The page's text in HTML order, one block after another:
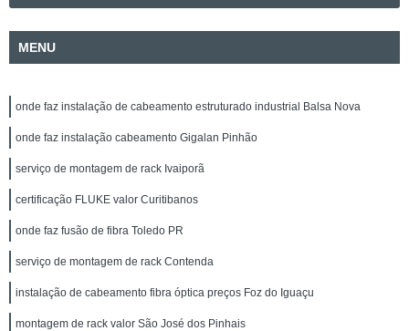
MENU
onde faz instalação de cabeamento estruturado industrial Balsa Nova
onde faz instalação cabeamento Gigalan Pinhão
serviço de montagem de rack Ivaiporã
certificação FLUKE valor Curitibanos
onde faz fusão de fibra Toledo PR
serviço de montagem de rack Contenda
instalação de cabeamento fibra óptica preços Foz do Iguaçu
montagem de rack valor São José dos Pinhais